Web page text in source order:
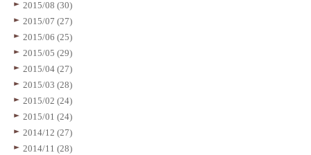
2015/08 (30)
2015/07 (27)
2015/06 (25)
2015/05 (29)
2015/04 (27)
2015/03 (28)
2015/02 (24)
2015/01 (24)
2014/12 (27)
2014/11 (28)